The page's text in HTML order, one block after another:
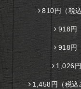
810円（税
918円
918円
1,026
1,458円（税込